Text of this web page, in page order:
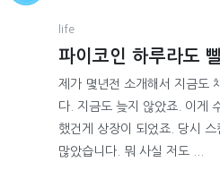
life
파이코인 하루라도
제가 몇년전 소개해서 지금도
다. 지금도 늦지 않았죠. 이게
했건게 상장이 되었죠. 당시
많았습니다. 뭐 사실 저도 ...